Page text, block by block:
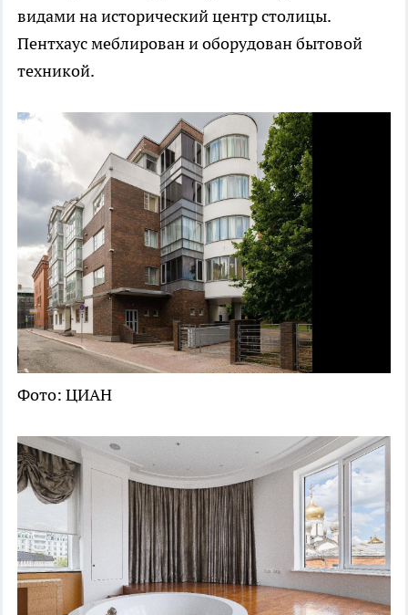
видами на исторический центр столицы.
Пентхаус меблирован и оборудован бытовой
техникой.
Фото: ЦИАН